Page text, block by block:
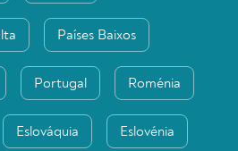
Países Baixos
Portugal Roménia
Eslováquia Eslovénia